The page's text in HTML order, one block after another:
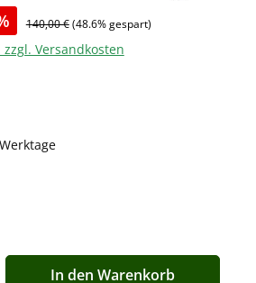
140,00 €(48.6% gespart)
Versandkosten
den gewünschten Wert ein oder
In den Warenkorb